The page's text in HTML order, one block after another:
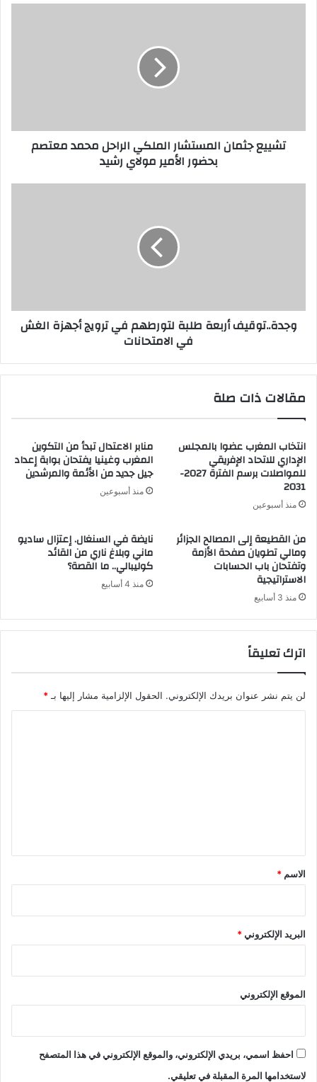
تشييع جثمان المستشار الملكي الراحل محمد معتصم
بحضور الأمير مولاي رشيد
وجدة..توقيف أربعة طلبة لتورطهم في ترويج أجهزة الغش
في الامتحانات
مقالات ذات صلة
انتخاب المغرب عضوا بالمجلس
الإداري للاتحاد الإفريقي
للمواصلات برسم الفترة 2027-
2031
منذ أسبوعين
منابر الاعتدال تبدأ من التكوين
المغرب وغينيا يفتحان بوابة إعداد
جيل جديد من الأئمة والمرشدين
منذ أسبوعين
من القطيعة إلى المصالح الجزائر
ومالي تطويان صفحة الأزمة
وتفتحان باب الحسابات
الاستراتيجية
منذ 3 أسابيع
نايضة في السنغال. إعتزال ساديو
ماني وبلاغ ناري من القائد
كوليبالي.. ما القصة؟
منذ 4 أسابيع
اترك تعليقاً
لن يتم نشر عنوان بريدك الإلكتروني. الحقول الإلزامية مشار إليها بـ *
*
الاسم *
البريد الإلكتروني*
الموقع الإلكتروني
احفظ اسمي، بريدي الإلكتروني، والموقع الإلكتروني في هذا المتصفح
لاستخدامها المرة المقبلة في تعليقي.